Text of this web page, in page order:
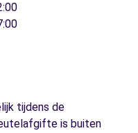
tijdens de
is buiten